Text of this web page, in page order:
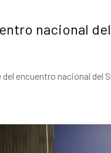
nacional
del encuentro nacional del